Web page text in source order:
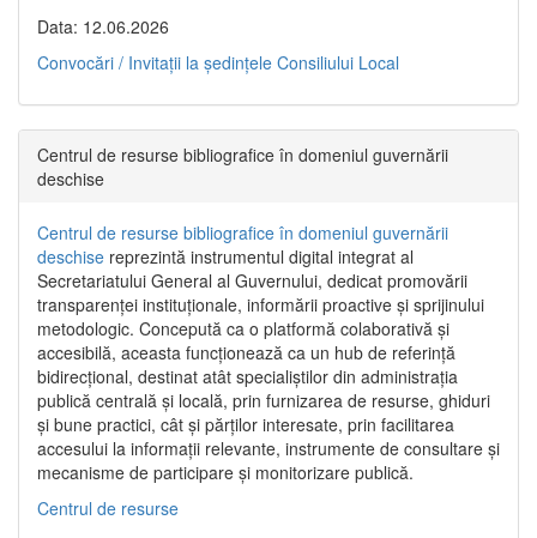
Data: 12.06.2026
Convocări / Invitaţii la şedinţele Consiliului Local
Centrul de resurse bibliografice în domeniul guvernării
deschise
Centrul de resurse bibliografice în domeniul guvernării
deschise reprezintă instrumentul digital integrat al
Secretariatului General al Guvernului, dedicat promovării
transparenței instituționale, informării proactive și sprijinului
metodologic. Concepută ca o platformă colaborativă și
accesibilă, aceasta funcționează ca un hub de referință
bidirecțional, destinat atât specialiștilor din administrația
publică centrală și locală, prin furnizarea de resurse, ghiduri
și bune practici, cât și părților interesate, prin facilitarea
accesului la informații relevante, instrumente de consultare și
mecanisme de participare și monitorizare publică.
Centrul de resurse